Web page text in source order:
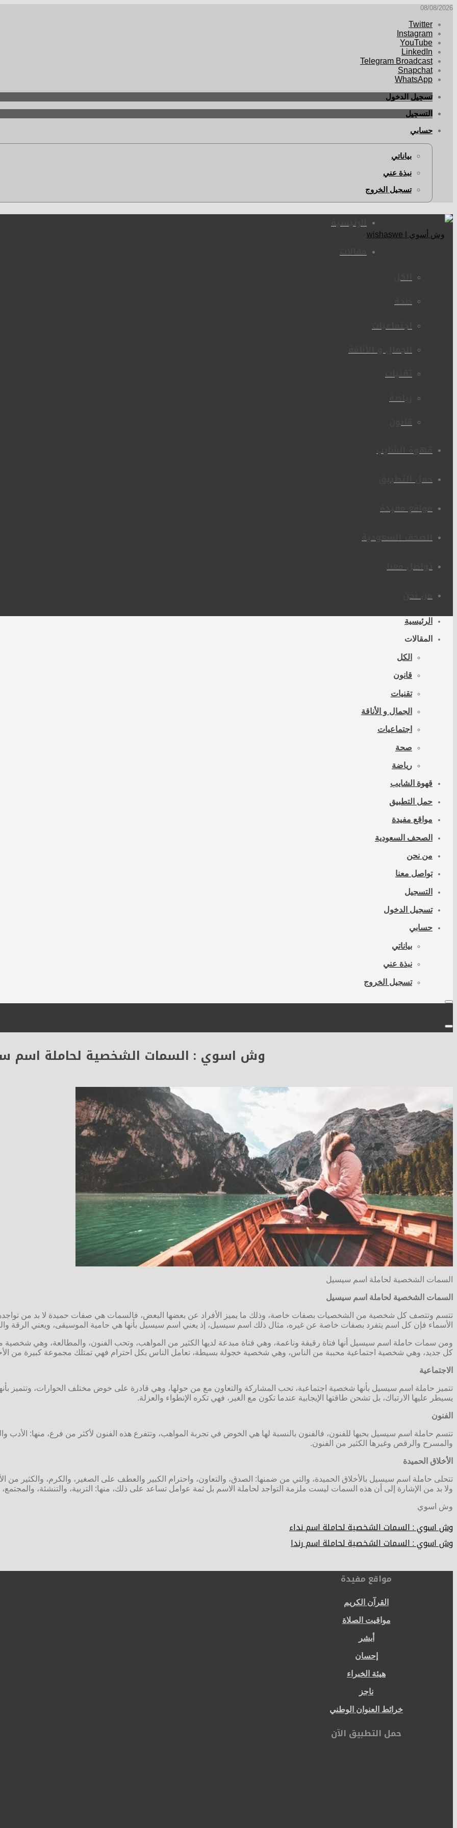
08/08/2026
Twitter
Instagram
YouTube
LinkedIn
Telegram Broadcast
Snapchat
WhatsApp
تسجيل الدخول
التسجيل
حسابي
بياناتي
نبذة عني
تسجيل الخروج
الرئيسية
مقالات
الكل
صحة
اجتماعيات
الجمال و الأناقة
تقنيات
رياضة
قانون
قهوة الشايب
حمل التطبيق
مواقع مفيدة
الصحف السعودية
تواصل معنا
من نحن
الرئيسية
المقالات
الكل
قانون
تقنيات
الجمال و الأناقة
اجتماعيات
صحة
رياضة
قهوة الشايب
حمل التطبيق
مواقع مفيدة
الصحف السعودية
من نحن
تواصل معنا
التسجيل
تسجيل الدخول
حسابي
بياناتي
نبذة عني
تسجيل الخروج
وش اسوي : السمات الشخصية لحاملة اسم
السمات الشخصية لحاملة اسم سيسيل
السمات الشخصية لحاملة اسم سيسيل
تتسم وتتصف كل شخصية من الشخصيات بصفات خاصة، وذلك ما يميز الأفراد عن بعضها البعض، فالسمات هي صفات حميدة لا بد من
الأسماء فإن كل اسم يتفرد بصفات خاصة عن غيره، مثال ذلك اسم سيسيل، إذ يعني اسم سيسيل بأنها هي حامية الموسيقى، ويعني الرقة
ومن سمات حاملة اسم سيسيل أنها فتاة رقيقة وناعمة، وهي فتاة مبدعة لديها الكثير من المواهب، وتحب الفنون، والمطالعة، وهي شخصية
كل جديد، وهي شخصية اجتماعية محببة من الناس، وهي شخصية خجولة بسيطة، تعامل الناس بكل احترام فهي تمتلك مجموعة كبيرة من
الاجتماعية
تتميز حاملة اسم سيسيل بأنها شخصية اجتماعية، تحب المشاركة والتعاون مع من حولها، وهي قادرة على خوض مختلف الحوارات، وتتميز بأنها
يسيطر عليها الارتباك، بل تشحن طاقتها الإيجابية عندما تكون مع الغير، فهي تكره الإنطواء والعزلة.
الفنون
تتسم حاملة اسم سيسيل بحبها للفنون، فالفنون بالنسبة لها هي الخوض في تجربة المواهب، وتتفرع هذه الفنون لأكثر من فرع، منها: الأدب
والمسرح والرقص وغيرها الكثير من الفنون.
الأخلاق الحميدة
تتحلى حاملة اسم سيسيل بالأخلاق الحميدة، والتي من ضمنها: الصدق، والتعاون، واحترام الكبير والعطف على الصغير، والكرم، والكثير من
ولا بد من الإشارة إلى أن هذه السمات ليست ملزمة التواجد لحاملة الاسم بل ثمة عوامل تساعد على ذلك، منها: التربية، والتنشئة، والمجتمع،
وش اسوي
وش اسوي : السمات الشخصية لحاملة اسم نداء
وش اسوي : السمات الشخصية لحاملة اسم رندا
مواقع مفيدة
القرآن الكريم
مواقيت الصلاة
أبشر
إحسان
هيئة الخبراء
ناجز
خرائط العنوان الوطني
حمل التطبيق الآن